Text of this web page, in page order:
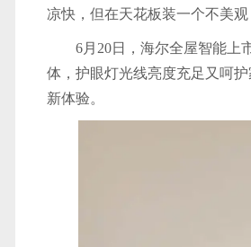
凉快，但在天花板装一个不美观
6月20日，海尔全屋智能上
体，护眼灯光线亮度充足又呵
新体验。